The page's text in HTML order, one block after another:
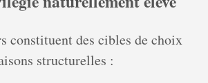
constituent des cibles de choix
structurelles :